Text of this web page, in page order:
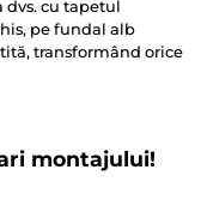
dvs. cu tapetul
pe fundal alb
transformând orice
montajului!